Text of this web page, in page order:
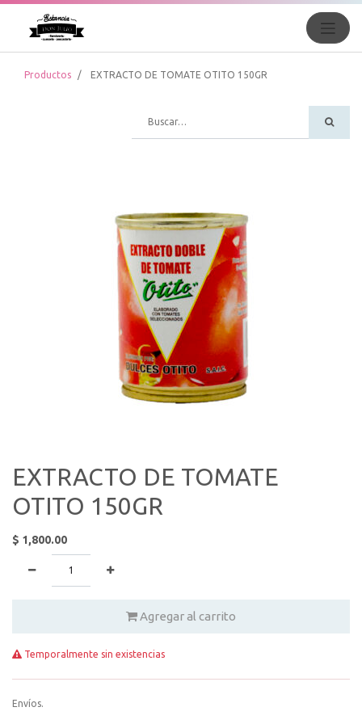
Productos EXTRACTO DE TOMATE OTITO 150GR
EXTRACTO DE TOMATE
OTITO 150GR
$ 1,800.00
Agregar al carrito
Temporalmente sin existencias
Envíos.